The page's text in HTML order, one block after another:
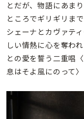
とだが、物語にあま
ところでギリギリま
シェーナとカヴァテ
しい情熱に心を奪わ
との愛を誓う二重唱
息はそよ風にのって